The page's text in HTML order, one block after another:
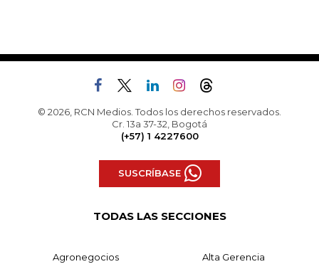
© 2026, RCN Medios. Todos los derechos reservados.
Cr. 13a 37-32, Bogotá
(+57) 1 4227600
SUSCRÍBASE
TODAS LAS SECCIONES
Agronegocios Alta Gerencia